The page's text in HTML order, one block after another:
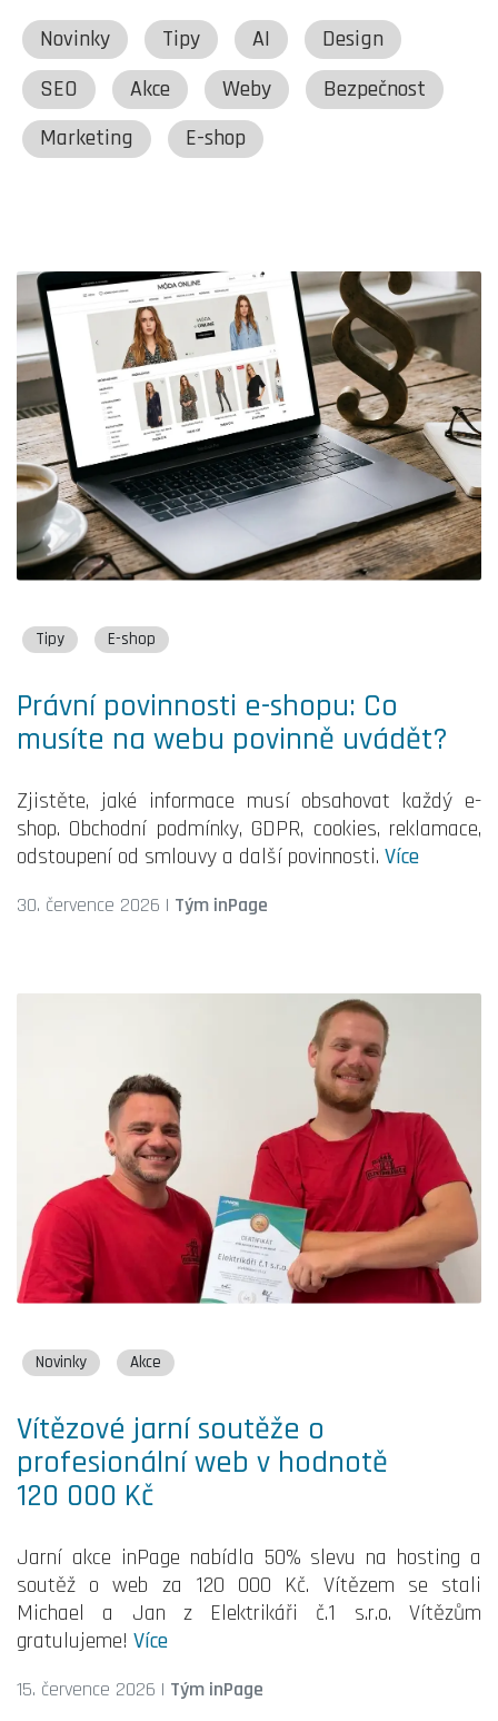
Novinky Tipy AI
Design
SEO
Akce Weby
Bezpečnost
Marketing
E-shop
Tipy E-shop
Právní povinnosti e-shopu: Co
musíte na webu povinně uvádět?
Zjistěte, jaké informace musí obsahovat každý e-
shop. Obchodní podmínky, GDPR, cookies, reklamace,
odstoupení od smlouvy a další povinnosti. Více
30. července 2026 | Tým inPage
Novinky Akce
Vítězové jarní soutěže o
profesionální web v hodnotě
120 000 Kč
Jarní akce inPage nabídla 50% slevu na hosting a
soutěž o web za 120 000 Kč. Vítězem se stali
Michael a Jan z Elektrikáři č.1 s.r.o. Vítězům
gratulujeme! Více
15. července 2026 | Tým inPage